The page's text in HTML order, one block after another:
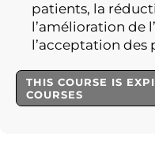
patients, la
l’amélioration de
l’acceptation des
THIS COURSE IS
COURSES